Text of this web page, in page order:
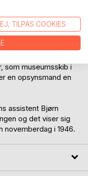
D.S. Thor ud i
og
der ikke kender
som museumsskib i
en opsynsmand en
assistent Bjørn
og det viser sig
novemberdag i 1946.
TILPAS COOKIES